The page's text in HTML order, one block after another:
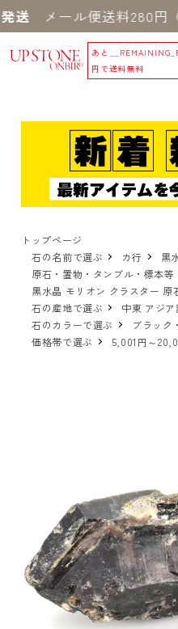
ール便送料280円（全
あと
円で送料無料
トップページ
石の名前で選ぶ
カ行
黒
原石・置物・タンブル・標本等
黒水晶 モリオン クラスター 原
石の産地で選ぶ
中東 アジア
石のカラーで選ぶ
ブラック
価格帯で選ぶ
5,001円～